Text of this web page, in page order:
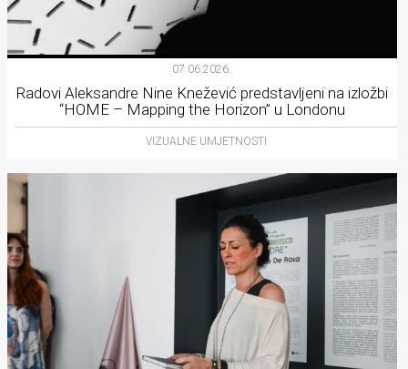
07.06.2026.
Radovi Aleksandre Nine Knežević predstavljeni na izložbi
“HOME – Mapping the Horizon” u Londonu
VIZUALNE UMJETNOSTI